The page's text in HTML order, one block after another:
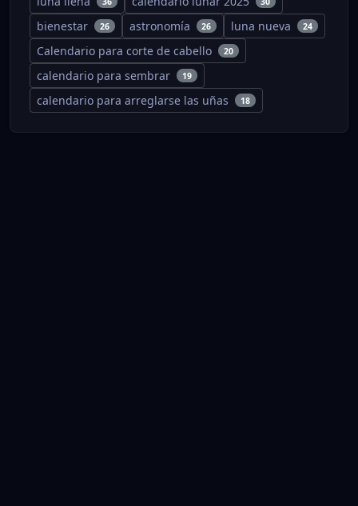
bienestar 26 astronomía 26 luna nueva 24
Calendario para corte de cabello 20
calendario para sembrar 19
calendario para arreglarse las uñas 18